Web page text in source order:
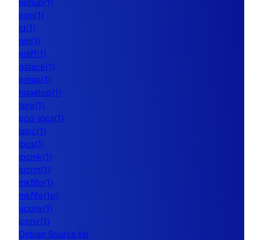
nohup(1)
pon(1)
ld(1)
nm(1)
ndiff(1)
gstack(1)
pmap(1)
hugetop(1)
lsirq(1)
pcp-ipcs(1)
lsipc(1)
ipcs(1)
ipcmk(1)
ipcrm(1)
mkfifo(1)
mkfifo(1p)
uconv(1)
iconv(1)
Debian Source list